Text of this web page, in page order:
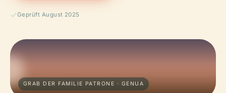
Geprüft August 2025
GRAB DER FAMILIE PATRONE · GENUA